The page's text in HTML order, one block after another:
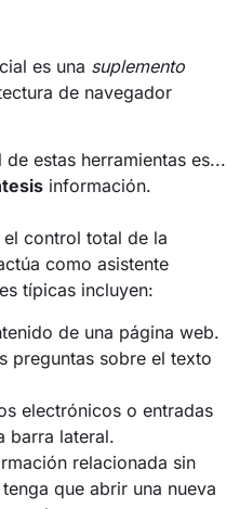
es una suplemento
de navegador
estas herramientas es...
información.
el control total de la
como asistente
típicas incluyen:
de una página web.
preguntas sobre el texto
electrónicos o entradas
barra lateral.
relacionada sin
que abrir una nueva